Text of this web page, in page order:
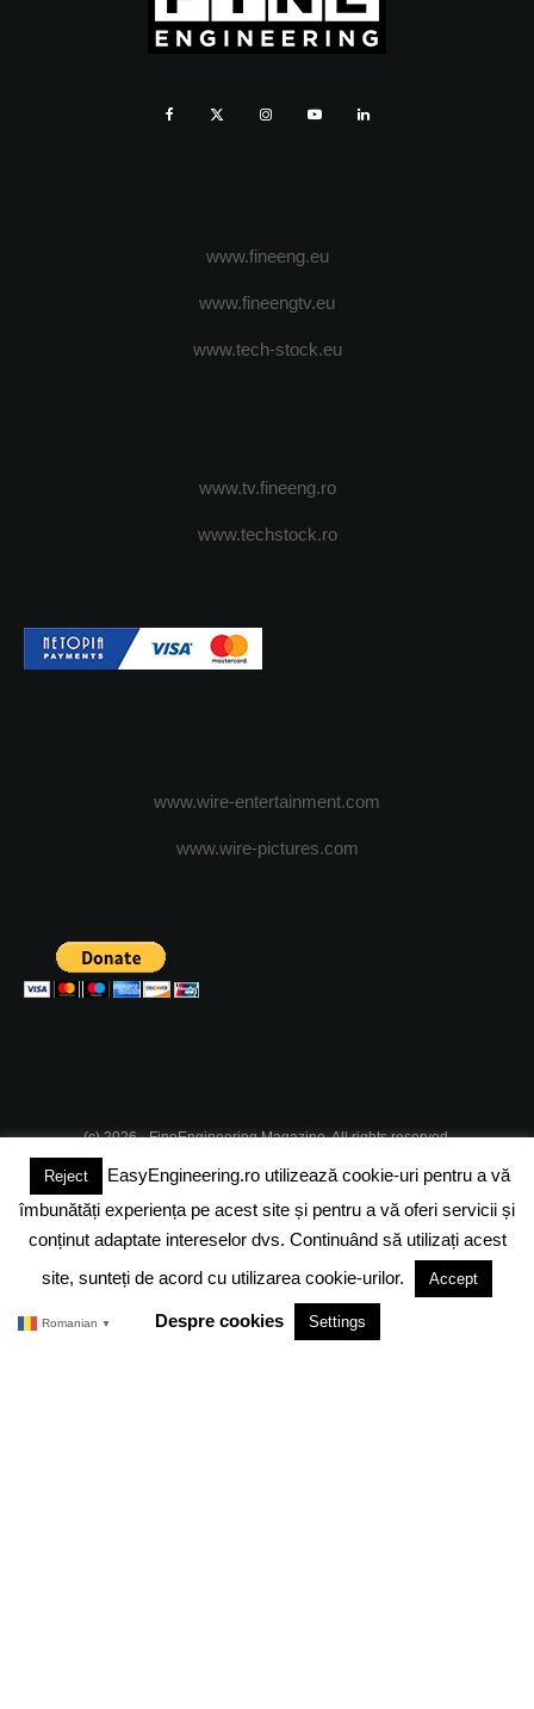
www.fineeng.eu
www.fineengtv.eu
www.tech-stock.eu
www.tv.fineeng.ro
www.techstock.ro
www.wire-entertainment.com
www.wire-pictures.com
(c) 2026 - FineEngineering Magazine. All rights reserved.
DESPRE NOI ABONAMENT
DESPRE COOKIES POLITICA DE CONFIDENTIALITATE
TERMENI SI CONDITII
Reject
EasyEngineering.ro utilizează cookie-uri pentru a vă
îmbunătăți experiența pe acest site și pentru a vă oferi servicii și
conținut adaptate intereselor dvs. Continuând să utilizați acest
site, sunteți de acord cu utilizarea cookie-urilor.
Accept
Despre cookies Settings
Romanian ▼